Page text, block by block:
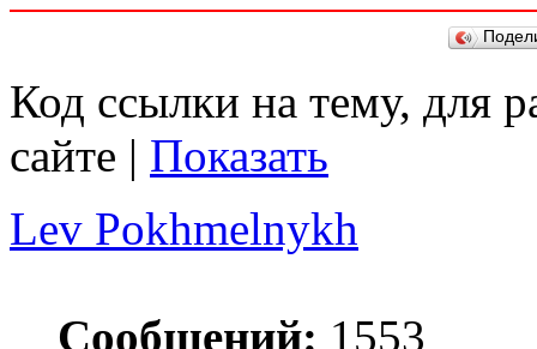
Код ссылки на тему, для
сайте | Показать
Lev Pokhmelnykh
Сообщений: 1553